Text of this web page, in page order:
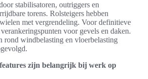
stabilisatoren, outriggers en
torens. Rolsteigers hebben
met vergrendeling. Voor definitieve
voor gevels en daken.
rond windbelasting en vloerbelasting
zijn belangrijk bij werk op